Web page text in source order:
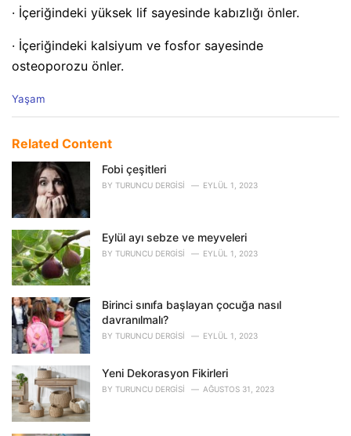
· İçeriğindeki yüksek lif sayesinde kabızlığı önler.
· İçeriğindeki kalsiyum ve fosfor sayesinde
osteoporozu önler.
C
e
e
:
Yaşam
Related Content
Fobi çeşitleri
BY TURUNCU DERGISI EYLÜL 1, 2023
Eylül ayı sebze ve meyveleri
BY TURUNCU DERGISI EYLÜL 1, 2023
Birinci sınıfa başlayan çocuğa nasıl
davranılmalı?
BY TURUNCU DERGISI EYLÜL 1, 2023
Yeni Dekorasyon Fikirleri
BY TURUNCU DERGISI AĞUSTOS 31, 2023